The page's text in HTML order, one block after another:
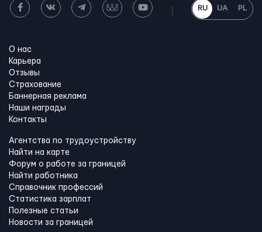
RU UA PL
О нас
Карьера
Отзывы
Страхование
Баннерная реклама
Наши награды
Контакты
Агентства по трудоустройству
Найти на карте
Форум о работе за границей
Найти работника
Справочник профессий
Статистика зарплат
Полезные статьи
Новости за границей